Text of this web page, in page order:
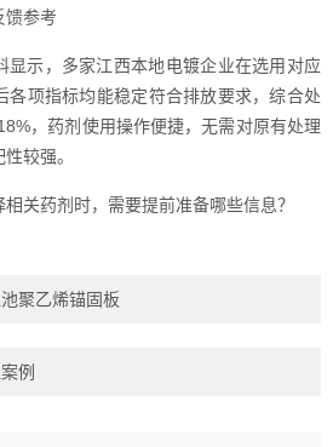
馈参考
显示，多家江西本地电镀企业在选用对应
各项指标均能稳定符合排放要求，综合处
，药剂使用操作便捷，无需对原有处理
较强。
关药剂时，需要提前准备哪些信息？
聚乙烯锚固板
例